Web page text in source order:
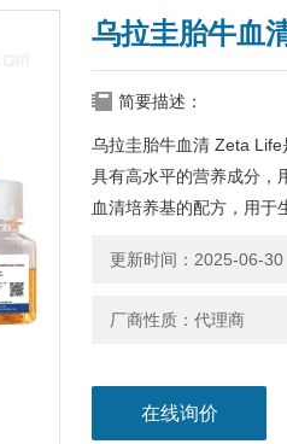
乌拉圭胎牛血
简要描述：
乌拉圭胎牛血清 Zeta Life
具有高水平的营养成分，
血清培养基的配方，用于
更新时间：2025-06-30
厂商性质：代理商
在线询价